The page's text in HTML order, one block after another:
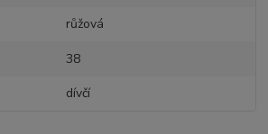
růžová
38
dívčí